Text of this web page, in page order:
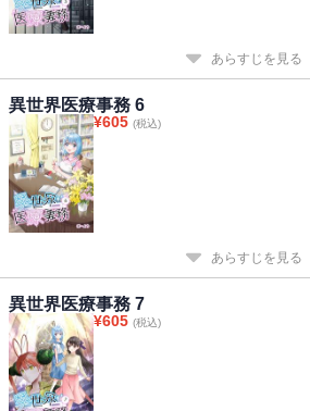
あらすじを見る
異世界医療事務 6
¥605 (税込)
あらすじを見る
異世界医療事務 7
¥605 (税込)